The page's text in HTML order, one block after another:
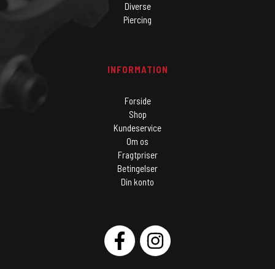
Diverse
Piercing
INFORMATION
Forside
Shop
Kundeservice
Om os
Fragtpriser
Betingelser
Din konto